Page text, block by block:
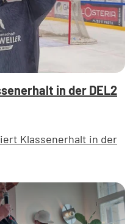
in der DEL2
Klassenerhalt in der